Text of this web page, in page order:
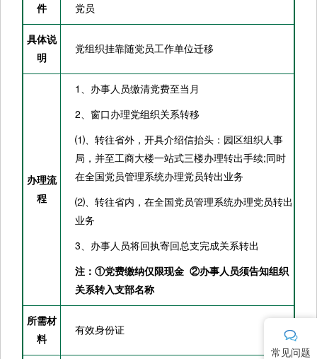
常见问题
件
党员
具体说
明
党组织挂靠随党员工作单位迁移
办理流
程
1、办事人员缴清党费至当月
2、窗口办理党组织关系转移
⑴、转往省外，开具介绍信抬头：园区组织人事
局，并至工商大楼一站式三楼办理转出手续;同时
在全国党员管理系统办理党员转出业务
⑵、转往省内，在全国党员管理系统办理党员转出
业务
3、办事人员将回执寄回总支完成关系转出
注：①党费缴纳仅限现金 ②办事人员须告知组织
关系转入支部名称
所需材
料
有效身份证